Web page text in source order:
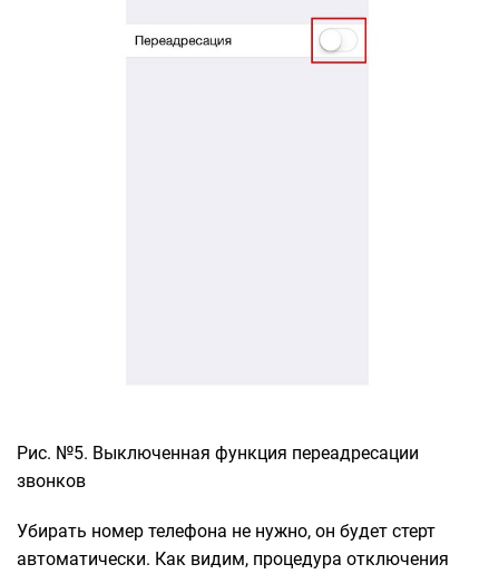
Рис. №5. Выключенная функция переадресации
звонков
Убирать номер телефона не нужно, он будет стерт
автоматически. Как видим, процедура отключения